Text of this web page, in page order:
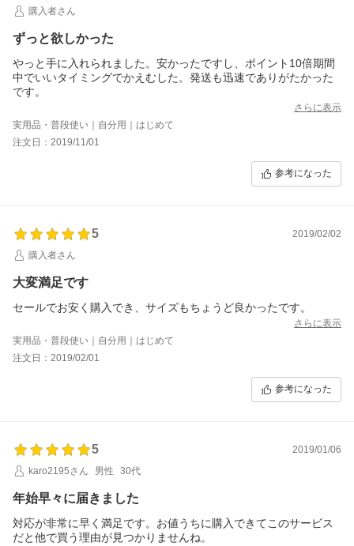
購入者さん
ずっと欲しかった
やっと手に入れられました。安かったですし、ポイント10倍期間
中でいいタイミングでかえむした。発送も迅速でありがたかった
です。
さらに表示
実用品・普段使い｜自分用｜はじめて
注文日：2019/11/01
参考になった
5
2019/02/02
購入者さん
大変満足です
セールでお安く購入でき、サイズもちょうど良かったです。
さらに表示
実用品・普段使い｜自分用｜はじめて
注文日：2019/02/01
参考になった
5
2019/01/06
karo2195さん
男性 30代
年始早々に届きました
対応が非常に早く満足です。お値うちに購入できてこのサービス
だと他で買う理由が見つかりませんね。